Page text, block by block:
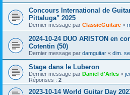
Concours International de
Pittaluga" 2025
Dernier message par ClassicGuitare «
2024-10-24 DUO ARISTON en
Cotentin (50)
Dernier message par damguitar « dim.
Stage dans le Luberon
Dernier message par Daniel d'Arles «
Réponses : 2
2023-10-14 World Guitar Day